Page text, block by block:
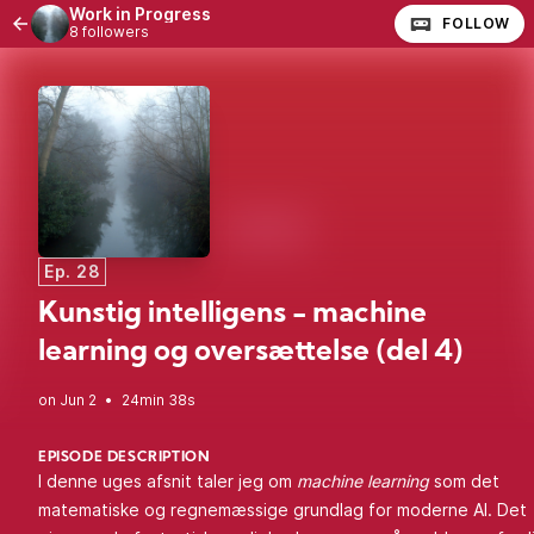
Work in Progress
8 followers FOLLOW
Ep. 28
Kunstig intelligens - machine
learning og oversættelse (del 4)
• 24min 38s
EPISODE DESCRIPTION
I denne uges afsnit taler jeg om machine learningsom det
matematiske og regnemæssige grundlag for moderne AI. Det